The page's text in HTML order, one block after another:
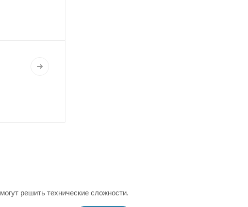
решить технические сложности.